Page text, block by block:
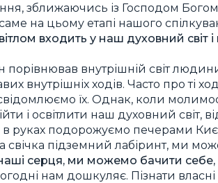
зближаючись із Господом
саме на цьому етапі нашого
входить у наш духовний світ
порівнював внутрішній світ
внутрішніх ходів. Часто про ті
їх. Однак, коли
і освітлити наш духовний світ,
в руках подорожуємо печерами
свічка підземний лабіринт, ми
наші серця, ми можемо бачити себе,
нам дошкуляє. Пізнати